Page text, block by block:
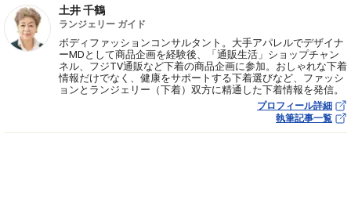
土井 千鶴
ランジェリー ガイド
ボディファッションコンサルタント。大手アパレルでデザイナ
ーMDとして商品企画を経験後、「通販生活」ショップチャン
ネル、フジTV通販など下着の商品企画に参加。おしゃれな下着
情報だけでなく、健康をサポートする下着選びなど、ファッシ
ョンとランジェリー（下着）双方に精通した下着情報を発信。
プロフィール詳細
執筆記事一覧